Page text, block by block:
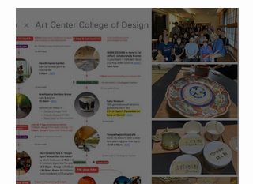
支援者と2022年7月から共
同開催：地方起業家の育成
を目的としたアクセラレー
タープログラム